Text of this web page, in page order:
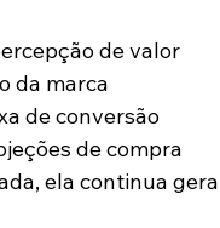
de valor
da marca
de conversão
de compra
ela continua